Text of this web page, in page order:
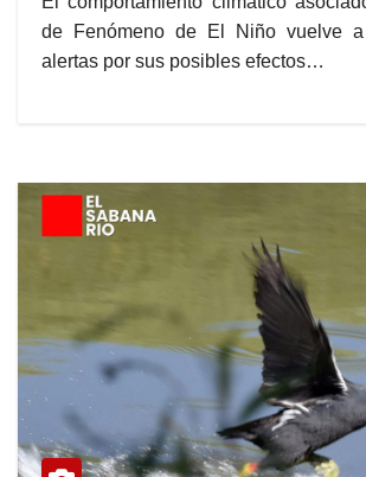
de Fenómeno de El Niño vuelve
alertas por sus posibles efectos…